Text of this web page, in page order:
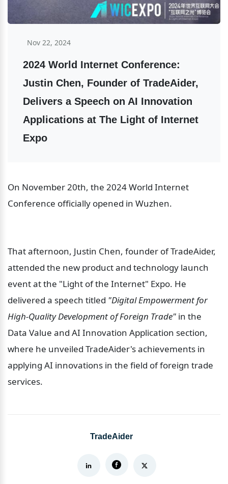
Nov 22, 2024
2024 World Internet Conference:
Justin Chen, Founder of TradeAider,
Delivers a Speech on AI Innovation
Applications at The Light of Internet
Expo
On November 20th, the 2024 World Internet
Conference officially opened in Wuzhen.
That afternoon, Justin Chen, founder of TradeAider,
attended the new product and technology launch
event at the "Light of the Internet" Expo. He
delivered a speech titled "Digital Empowerment for
High-Quality Development of Foreign Trade" in the
Data Value and AI Innovation Application section,
where he unveiled TradeAider's achievements in
applying AI innovations in the field of foreign trade
services.
TradeAider